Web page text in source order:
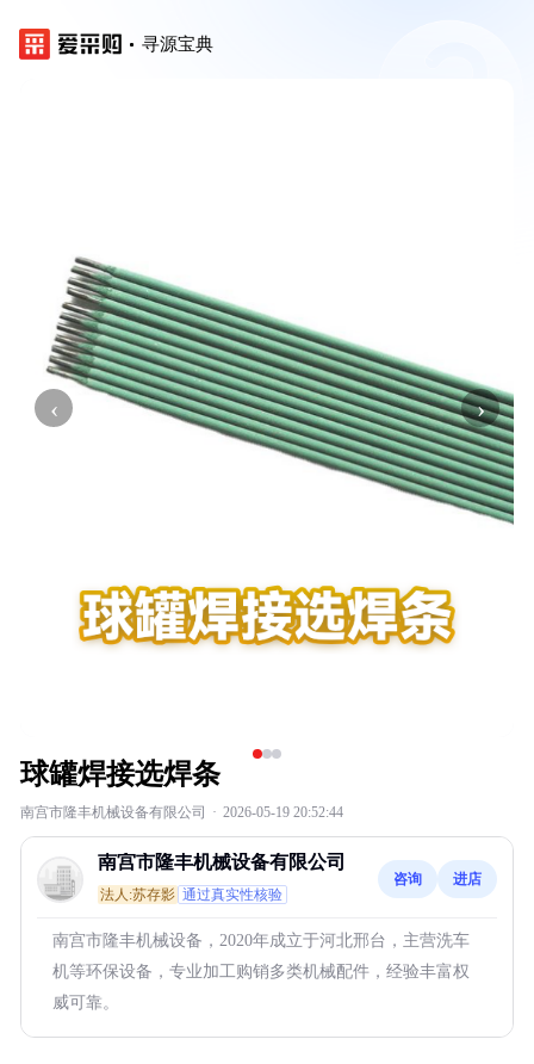
寻源宝典
‹ ›
球罐焊接选焊条
南宫市隆丰机械设备有限公司 · 2026-05-19 20:52:44
南宫市隆丰机械设备有限公司
法人:苏存影 通过真实性核验
咨询 进店
南宫市隆丰机械设备，2020年成立于河北邢台，主营洗车
机等环保设备，专业加工购销多类机械配件，经验丰富权
威可靠。